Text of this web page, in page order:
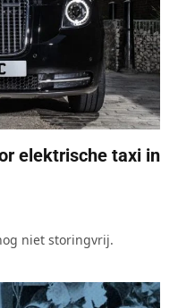
elektrische taxi in
niet storingvrij.